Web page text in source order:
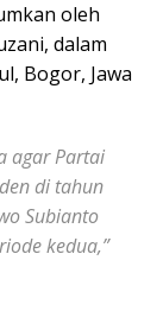
oleh
dalam
Bogor, Jawa
agar Partai
di tahun
Subianto
kedua,”